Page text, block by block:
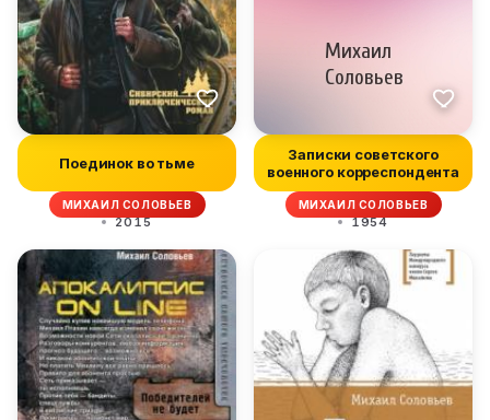
Поединок во тьме
МИХАИЛ СОЛОВЬЕВ
2015
Записки советского
военного корреспондента
МИХАИЛ СОЛОВЬЕВ
1954